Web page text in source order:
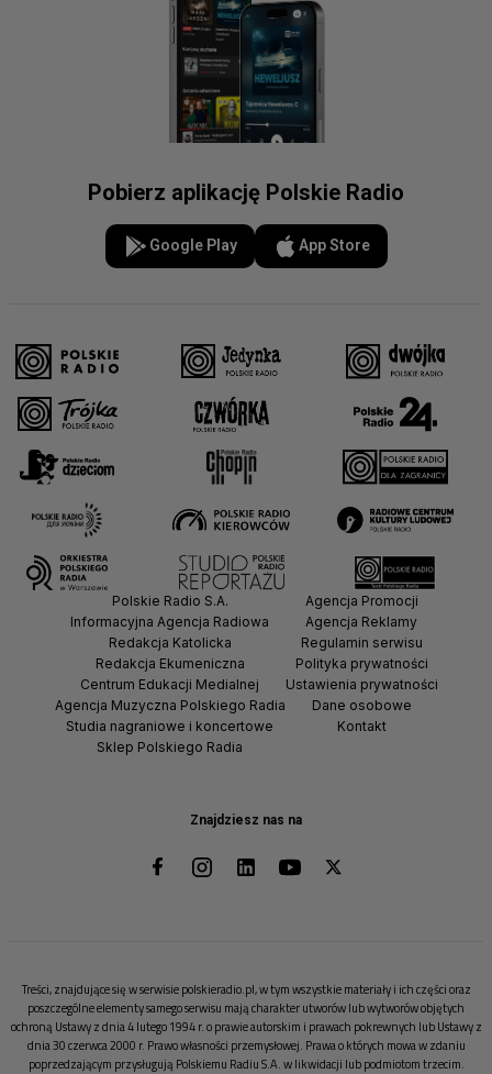
Pobierz aplikację Polskie Radio
Google Play App Store
Znajdziesz nas na
Polskie Radio S.A.
Informacyjna Agencja Radiowa
Redakcja Katolicka
Redakcja Ekumeniczna
Centrum Edukacji Medialnej
Agencja Muzyczna Polskiego Radia
Studia nagraniowe i koncertowe
Sklep Polskiego Radia
Agencja Promocji
Agencja Reklamy
Regulamin serwisu
Polityka prywatności
Ustawienia prywatności
Dane osobowe
Kontakt
Treści, znajdujące się w serwisie polskieradio.pl, w tym wszystkie materiały i ich części oraz
poszczególne elementy samego serwisu mają charakter utworów lub wytworów objętych
ochroną Ustawy z dnia 4 lutego 1994 r. o prawie autorskim i prawach pokrewnych lub Ustawy z
dnia 30 czerwca 2000 r. Prawo własności przemysłowej. Prawa o których mowa w zdaniu
poprzedzającym przysługują Polskiemu Radiu S.A. w likwidacji lub podmiotom trzecim.